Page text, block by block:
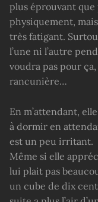
plus éprouvant que
physiquement,
très fatigant.
l’une ni l’autre
voudra pas pour
rancunière…
En m’attendant,
à dormir en
est un peu irritant.
Même si elle
lui plait pas
un cube de dix